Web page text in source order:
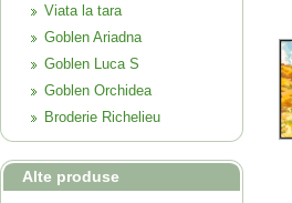
Viata la tara
Goblen Ariadna
Goblen Luca S
Goblen Orchidea
Broderie Richelieu
Alte produse